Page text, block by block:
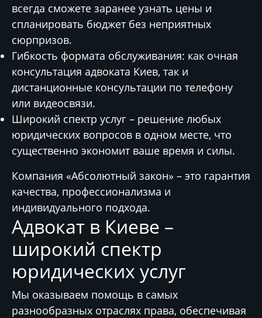
всегда сможете заранее узнать цены и
спланировать бюджет без неприятных
сюрпризов.
Гибкость формата обслуживания: как очная
консультация адвоката Киев, так и
дистанционные консультации по телефону
или видеосвязи.
Широкий спектр услуг – решение любых
юридических вопросов в одном месте, что
существенно экономит ваше время и силы.
Компания «Абсолютный закон» – это гарантия
качества, профессионализма и
индивидуального подхода.
Адвокат в Киеве –
широкий спектр
юридических услуг
Мы оказываем помощь в самых
разнообразных отраслях права, обеспечивая